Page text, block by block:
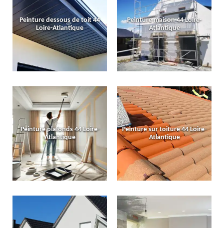
Peinture dessous de toit 44
Loire-Atlantique
Peinture maison 44 Loire-
Atlantique
Peinture plafonds 44 Loire-
Atlantique
Peinture sur toiture 44 Loire-
Atlantique